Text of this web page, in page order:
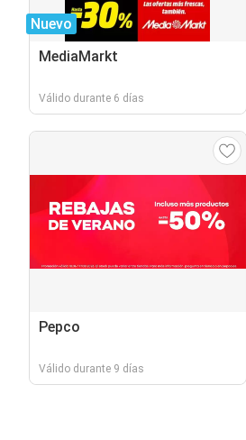
Nuevo
MediaMarkt
Válido durante 6 días
Pepco
Válido durante 9 días